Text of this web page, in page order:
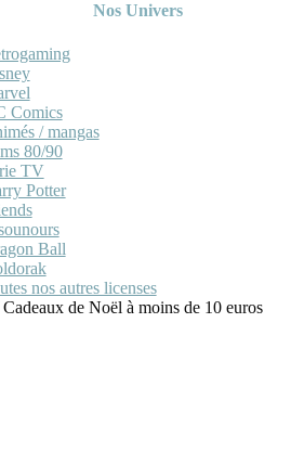
Nos Univers
Comics
/ mangas
80/90
TV
Potter
Ball
nos autres licenses
Cadeaux de Noël à moins de 10 euros